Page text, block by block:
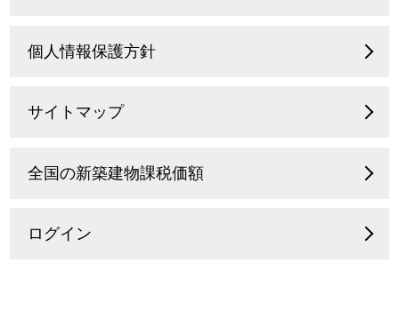
個人情報保護方針
サイトマップ
全国の新築建物課税価額
ログイン